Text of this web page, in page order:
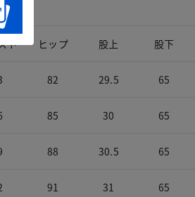
ト ヒップ 股上 股下
82 29.5 65
85 30 65
88 30.5 65
91 31 65